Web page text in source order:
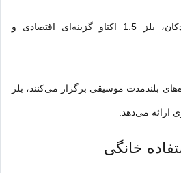
برای کلاس‌های گروهی کودکان، بلز 1.5 اکتاو گزینه‌ای اقتصادی و
بلندمدت موسیقی برگزار می‌کنند، بلز
خانگی